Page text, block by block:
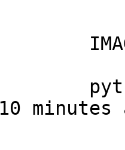
ID
minutes